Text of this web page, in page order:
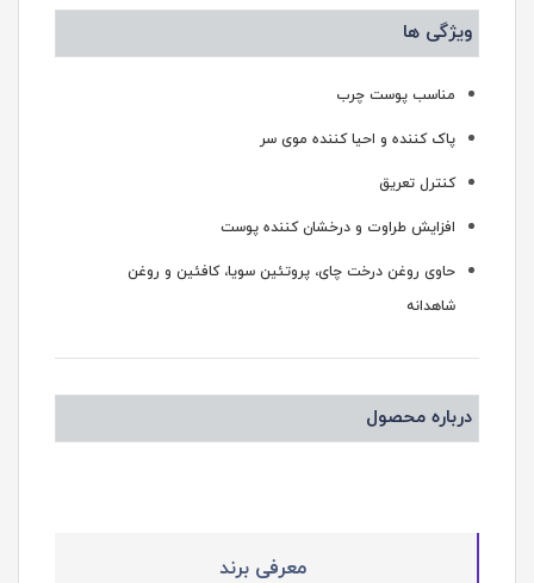
ویژگی ها
مناسب پوست چرب
پاک کننده و احیا کننده موی سر
کنترل تعریق
افزایش طراوت و درخشان کننده پوست
حاوی روغن درخت چای، پروتئین سویا، کافئین و روغن
شاهدانه
درباره محصول
معرفی برند